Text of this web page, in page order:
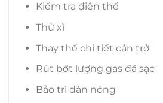
Kiểm tra điện thế
Thử xì
Thay thế chi tiết cản trở
Rút bớt lượng gas đã sạc
Bảo trì dàn nóng